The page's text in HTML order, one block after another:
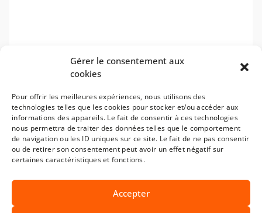
Gérer le consentement aux
cookies
Pour offrir les meilleures expériences, nous utilisons des
technologies telles que les cookies pour stocker et/ou accéder aux
informations des appareils. Le fait de consentir à ces technologies
nous permettra de traiter des données telles que le comportement
de navigation ou les ID uniques sur ce site. Le fait de ne pas consentir
ou de retirer son consentement peut avoir un effet négatif sur
certaines caractéristiques et fonctions.
Accepter